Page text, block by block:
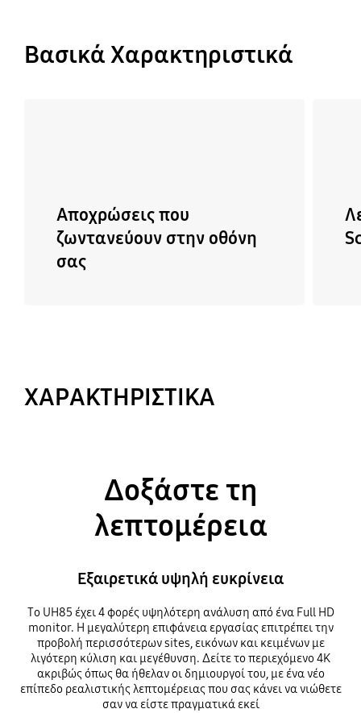
Βασικά Χαρακτηριστικά
Αποχρώσεις που
ζωντανεύουν στην οθόνη
σας
ΧΑΡΑΚΤΗΡΙΣΤΙΚΑ
Δοξάστε τη
λεπτομέρεια
Εξαιρετικά υψηλή ευκρίνεια
Το UH85 έχει 4 φορές υψηλότερη ανάλυση από ένα Full HD
monitor. Η μεγαλύτερη επιφάνεια εργασίας επιτρέπει την
προβολή περισσότερων sites, εικόνων και κειμένων με
λιγότερη κύλιση και μεγέθυνση. Δείτε το περιεχόμενο 4K
ακριβώς όπως θα ήθελαν οι δημιουργοί του, με ένα νέο
επίπεδο ρεαλιστικής λεπτομέρειας που σας κάνει να νιώθετε
σαν να είστε πραγματικά εκεί